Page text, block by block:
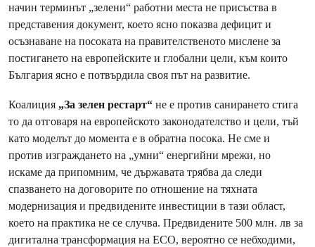
начин терминът „зелени“ работни места не присъства в
представения документ, което ясно показва дефицит и
осъзнаване на посоката на правителственото мислене за
постигането на европейските и глобални цели, към които
България ясно е потвърдила своя път на развитие.
Коалиция „За зелен рестарт“ не е против санирането стига
то да отговаря на европейското законодателство и цели, тъй
като моделът до момента е в обратна посока. Не сме и
против изграждането на „умни“ енергийни мрежи, но
искаме да припомним, че държавата трябва да следи
спазването на договорите по отношение на тяхната
модернизация и предвидените инвестиции в тази област,
което на практика не се случва. Предвидените 500 млн. лв за
дигитална трансформация на ЕСО, вероятно се небходими,